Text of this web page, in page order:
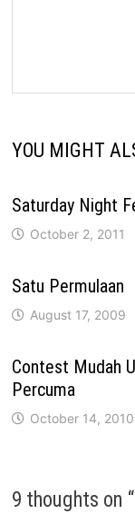
YOU MIGHT
Saturday Night
October 2, 2011
Satu Permulaan
August 17, 2009
Contest Mudah
Percuma
October 14, 2010
9 thoughts on “